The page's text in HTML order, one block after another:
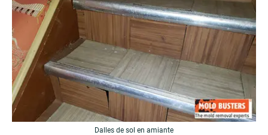
Dalles de sol en amiante